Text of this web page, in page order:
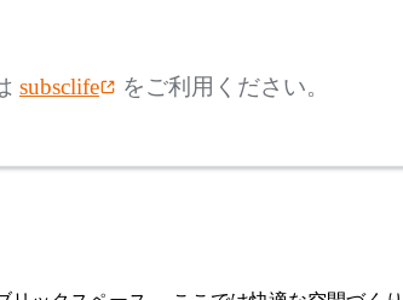
~
subsclife をご利用ください。